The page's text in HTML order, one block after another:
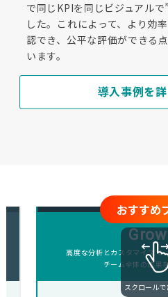
で同じKPIを同じビジュアル
した。これによって、より効
認でき、公平な評価ができる
います。
導入事例を
おすすめ
高度な分析とカスタマイズで
チーム全体の成果